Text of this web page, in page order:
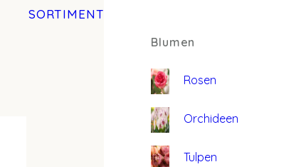
SORTIMENT
Blumen
Rosen
Orchideen
Tulpen